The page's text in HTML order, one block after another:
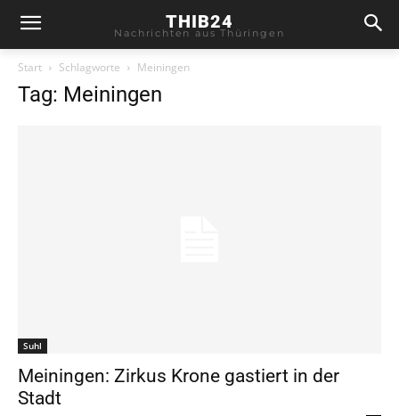
THIB24
Nachrichten aus Thüringen
Start Schlagworte Meiningen
Tag: Meiningen
Suhl
Meiningen: Zirkus Krone gastiert in der
Stadt